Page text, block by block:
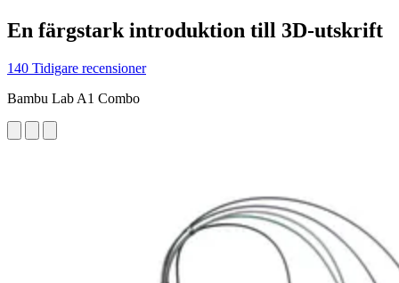
En färgstark introduktion till 3D-utskrift
140 Tidigare recensioner
Bambu Lab A1 Combo